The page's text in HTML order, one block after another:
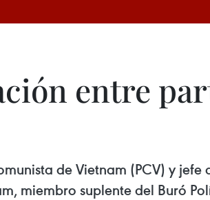
entre
de Vietnam (PCV) y jefe
miembro suplente del Buró